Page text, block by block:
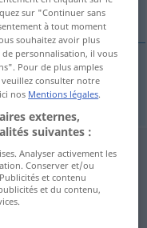
sur "Continuer sans
à tout moment
souhaitez avoir plus
personnalisation, il vous
Pour de plus amples
consulter notre
nos Mentions légales.
externes,
suivantes :
Analyser activement les
Conserver et/ou
et contenu
et du contenu,